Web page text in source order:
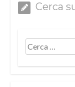
Cerca